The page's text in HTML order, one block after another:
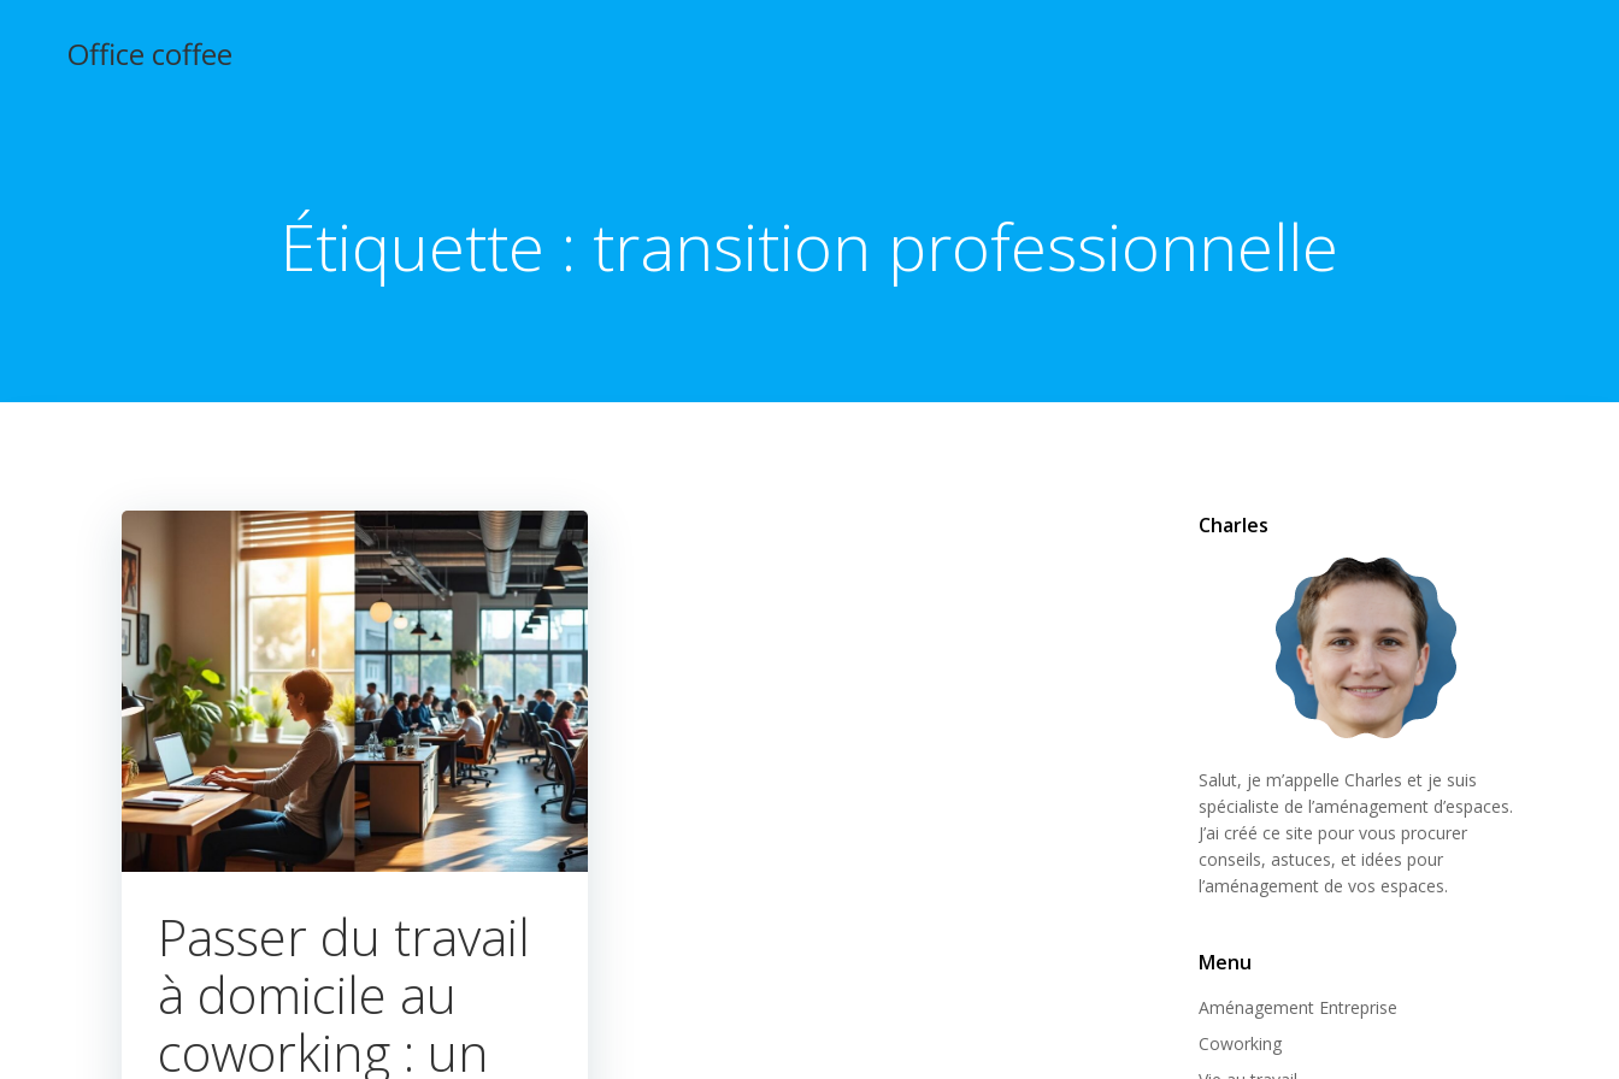
contenuOffice coffee
Étiquette : transition professionnelle
Passer du travail
à domicile au
coworking : un
Charles
Salut, je m’appelle Charles et je suis
spécialiste de l’aménagement d’espaces.
J’ai créé ce site pour vous procurer
conseils, astuces, et idées pour
l’aménagement de vos espaces.
Menu
Aménagement Entreprise
Coworking